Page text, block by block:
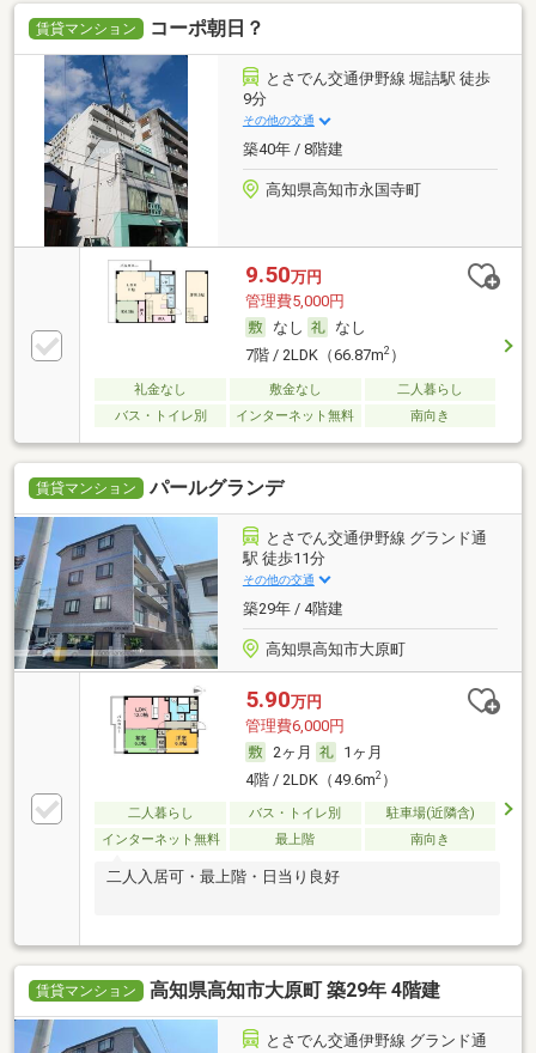
賃貸マンション コーポ朝日？
とさでん交通伊野線 堀詰駅 徒歩
9分
その他の交通
築40年 / 8階建
高知県高知市永国寺町
9.50万円
管理費5,000円
なし
なし
7階 / 2LDK（66.87m2）
礼金なし 敷金なし
二人暮らし
バス・トイレ別
インターネット無料 南向き
賃貸マンション パールグランデ
とさでん交通伊野線 グランド通
駅 徒歩11分
その他の交通
築29年 / 4階建
高知県高知市大原町
5.90万円
管理費6,000円
2ヶ月
1ヶ月
4階 / 2LDK（49.6m2）
二人暮らし バス・トイレ別
駐車場(近隣含)
インターネット無料
最上階 南向き
二人入居可・最上階・日当り良好
賃貸マンション 高知県高知市大原町 築29年 4階建
とさでん交通伊野線 グランド通